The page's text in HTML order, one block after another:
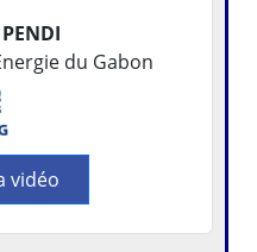
du Gabon
vidéo